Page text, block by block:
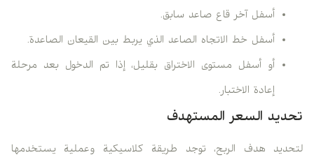
أسفل آخر قاع صاعد سابق.
أسفل خط الاتجاه الصاعد الذي يربط بين القيعان الصاعدة.
أو أسفل مستوى الاختراق بقليل، إذا تم الدخول بعد مرحلة
إعادة الاختبار.
تحديد السعر المستهدف
لتحديد هدف الربح، توجد طريقة كلاسيكية وعملية يستخدمها